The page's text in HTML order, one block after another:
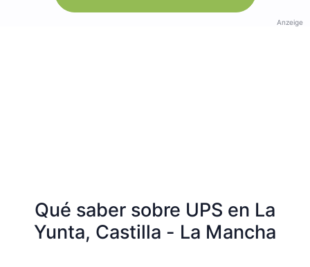
Anzeige
Qué saber sobre UPS en La
Yunta, Castilla - La Mancha